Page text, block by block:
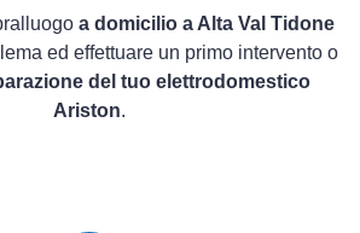
a domicilio a Alta Val Tidone
ed effettuare un primo intervento o
del tuo elettrodomestico
Ariston.